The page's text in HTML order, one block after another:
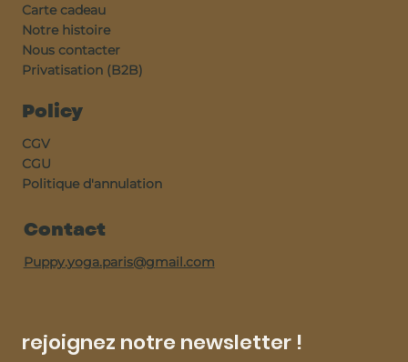
Carte cadeau
Notre histoire
Nous contacter
Privatisation (B2B)
Policy
CGV
CGU
Politique d'annulation
Contact
Puppy.yoga.paris@gmail.com
rejoignez notre newsletter !